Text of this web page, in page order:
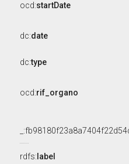
ocd:startDate
dc:date
dc:type
ocd:rif_organo
rdfs: label